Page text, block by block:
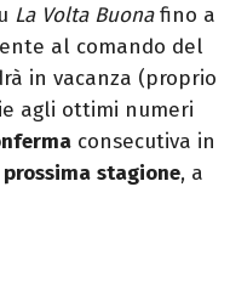
La Volta Buonafino a
al comando del
in vacanza (proprio
agli ottimi numeri
consecutiva in
prossima stagione, a